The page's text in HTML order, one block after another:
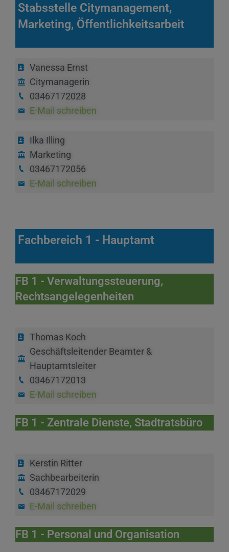
Stabsstelle Citymanagement,
Marketing, Öffentlichkeitsarbeit
Vanessa Ernst
Citymanagerin
03467172028
E-Mail schreiben
Ilka Illing
Marketing
03467172056
E-Mail schreiben
Fachbereich 1 - Hauptamt
FB 1 - Verwaltungssteuerung,
Rechtsangelegenheiten
Thomas Koch
Geschäftsleitender Beamter &
Hauptamtsleiter
03467172013
E-Mail schreiben
FB 1 - Zentrale Dienste, Stadtratsbüro
Kerstin Ritter
Sachbearbeiterin
03467172029
E-Mail schreiben
FB 1 - Personal und Organisation